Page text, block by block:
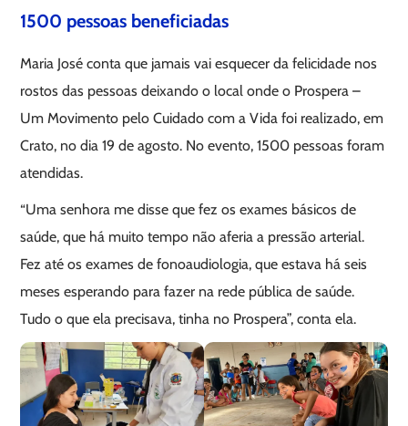
1500 pessoas beneficiadas
Maria José conta que jamais vai esquecer da felicidade nos
rostos das pessoas deixando o local onde o Prospera –
Um Movimento pelo Cuidado com a Vida foi realizado, em
Crato, no dia 19 de agosto. No evento, 1500 pessoas foram
atendidas.
“Uma senhora me disse que fez os exames básicos de
saúde, que há muito tempo não aferia a pressão arterial.
Fez até os exames de fonoaudiologia, que estava há seis
meses esperando para fazer na rede pública de saúde.
Tudo o que ela precisava, tinha no Prospera”, conta ela.